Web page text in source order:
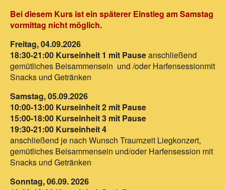
Bei diesem Kurs ist ein späterer Einstieg am Samstag
vormittag nicht möglich.
Freitag, 04.09.2026
18:30-21:00 Kurseinheit 1 mit Pauseanschließend
gemütliches Beisammensein und /oder Harfensessionmit
Snacks und Getränken
Samstag, 05.09.2026
10:00-13:00 Kurseinheit 2 mit Pause
15:00-18:00 Kurseinheit 3 mit Pause
19:30-21:00 Kurseinheit 4
anschließend je nach Wunsch Traumzeit Liegkonzert,
gemütliches Beisammensein und/oder Harfensession mit
Snacks und Getränken
Sonntag, 06.09. 2026